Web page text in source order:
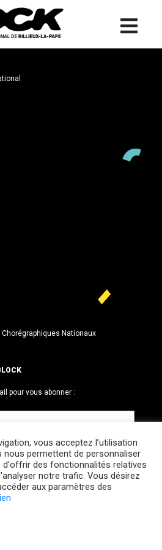
Nationaux
pour vous abonner :
· CCNR. Tous droits réservés.
vous acceptez l’utilisation
nous permettent de personnaliser
d'offrir des fonctionnalités relatives
notre trafic. Vous désirez
aux paramètres des